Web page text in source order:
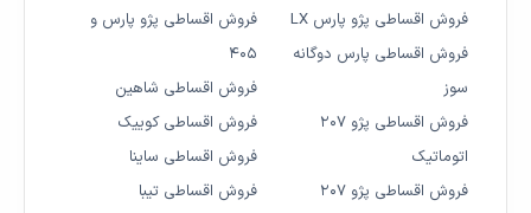
فروش اقساطی پژو پارس LX
فروش اقساطی پارس دوگانه
سوز
فروش اقساطی پژو ۲۰۷
اتوماتیک
فروش اقساطی پژو ۲۰۷
فروش اقساطی پژو پارس و
۴۰۵
فروش اقساطی شاهین
فروش اقساطی کوییک
فروش اقساطی ساینا
فروش اقساطی تیبا